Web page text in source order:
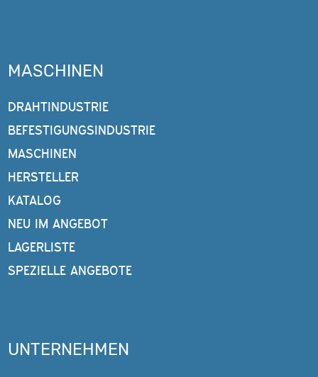
MASCHINEN
DRAHTINDUSTRIE
BEFESTIGUNGSINDUSTRIE
MASCHINEN
HERSTELLER
KATALOG
NEU IM ANGEBOT
LAGERLISTE
SPEZIELLE ANGEBOTE
UNTERNEHMEN